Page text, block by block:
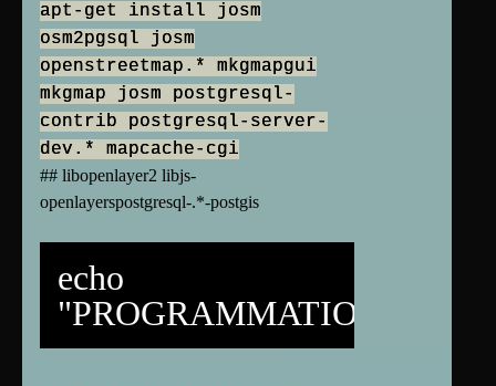
apt-get install josm
osm2pgsql josm
openstreetmap.* mkgmapgui
mkgmap josm postgresql-
contrib postgresql-server-
dev.* mapcache-cgi
## libopenlayer2 libjs-
openlayerspostgresql-.*-postgis
echo
"PROGRAMMATION"